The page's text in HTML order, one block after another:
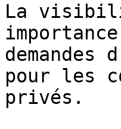
La
pour les
privés.